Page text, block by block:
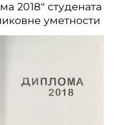
2018“ студeнaтa
умeтнoсти